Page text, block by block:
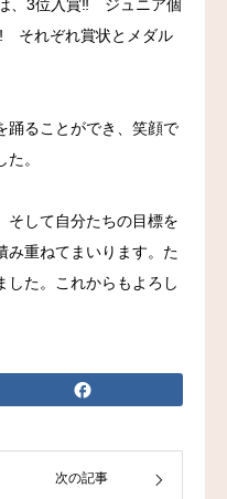
、3位入賞‼ ジュニア個
それぞれ賞状とメダル
踊ることができ、笑顔で
。
そして自分たちの目標を
み重ねてまいります。た
した。これからもよろし
次の記事